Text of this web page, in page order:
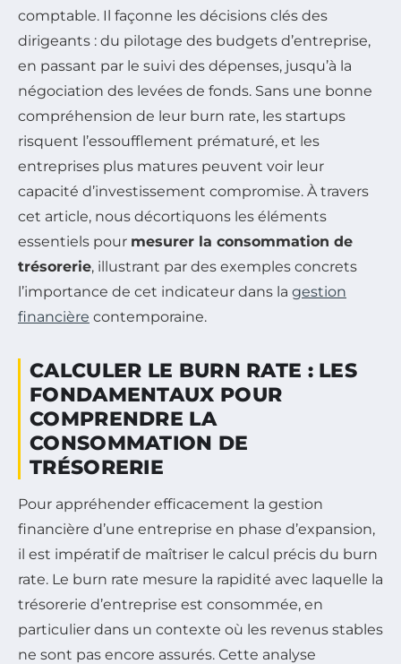
comptable. Il façonne les décisions clés des
dirigeants : du pilotage des budgets d’entreprise,
en passant par le suivi des dépenses, jusqu’à la
négociation des levées de fonds. Sans une bonne
compréhension de leur burn rate, les startups
risquent l’essoufflement prématuré, et les
entreprises plus matures peuvent voir leur
capacité d’investissement compromise. À travers
cet article, nous décortiquons les éléments
essentiels pour mesurer la consommation de
trésorerie, illustrant par des exemples concrets
l’importance de cet indicateur dans la gestion
financière contemporaine.
CALCULER LE BURN RATE : LES
FONDAMENTAUX POUR
COMPRENDRE LA
CONSOMMATION DE
TRÉSORERIE
Pour appréhender efficacement la gestion
financière d’une entreprise en phase d’expansion,
il est impératif de maîtriser le calcul précis du burn
rate. Le burn rate mesure la rapidité avec laquelle la
trésorerie d’entreprise est consommée, en
particulier dans un contexte où les revenus stables
ne sont pas encore assurés. Cette analyse